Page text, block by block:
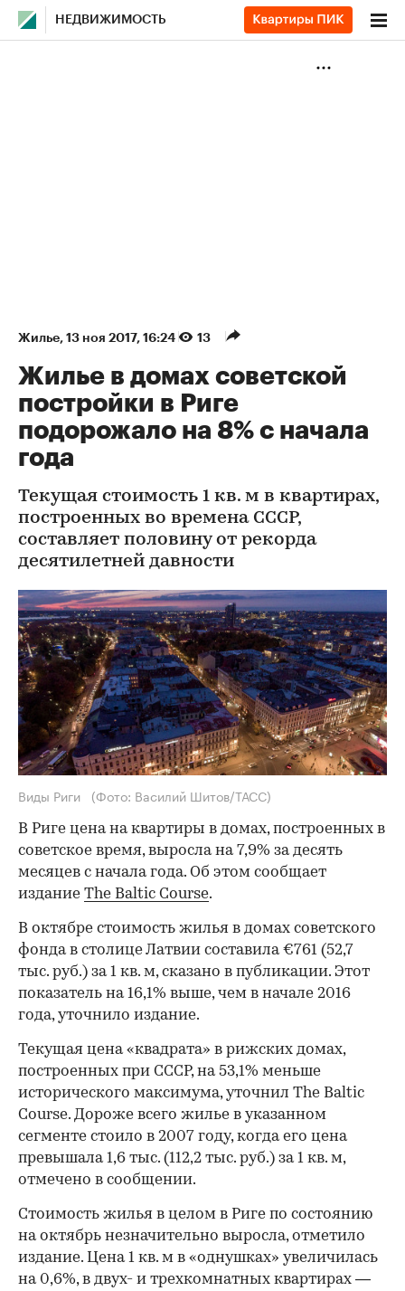
НЕДВИЖИМОСТЬ
Жилье⁠, 13 ноя 2017, 16:24 13
Жилье в домах советской
постройки в Риге
подорожало на 8% с начала
года
Текущая стоимость 1 кв. м в квартирах,
построенных во времена СССР,
составляет половину от рекорда
десятилетней давности
Виды Риги (Фото: Василий Шитов/ТАСС)
В Риге цена на квартиры в домах, построенных в
советское время, выросла на 7,9% за десять
месяцев с начала года. Об этом сообщает
издание The Baltic Course.
В октябре стоимость жилья в домах советского
фонда в столице Латвии составила €761 (52,7
тыс. руб.) за 1 кв. м, сказано в публикации. Этот
показатель на 16,1% выше, чем в начале 2016
года, уточнило издание.
Текущая цена «квадрата» в рижских домах,
построенных при СССР, на 53,1% меньше
исторического максимума, уточнил The Baltic
Course. Дороже всего жилье в указанном
сегменте стоило в 2007 году, когда его цена
превышала 1,6 тыс. (112,2 тыс. руб.) за 1 кв. м,
отмечено в сообщении.
Стоимость жилья в целом в Риге по состоянию
на октябрь незначительно выросла, отметило
издание. Цена 1 кв. м в «однушках» увеличилась
на 0,6%, в двух- и трехкомнатных квартирах —